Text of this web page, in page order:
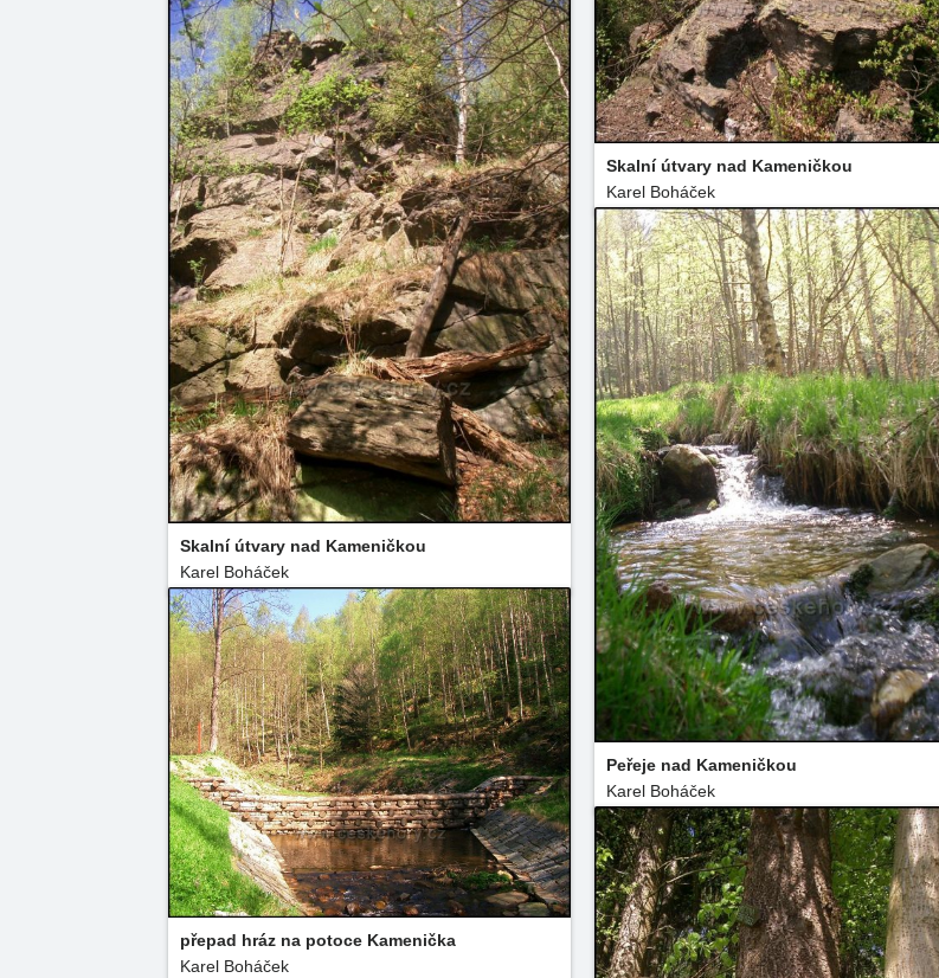
Skalní útvary nad Kameničkou
Karel Boháček
Skalní útvary nad Kameničkou
Karel Boháček
Peřeje nad Kameničkou
Karel Boháček
přepad hráz na potoce Kamenička
Karel Boháček